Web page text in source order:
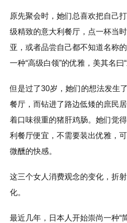
原先聚会时，她们总喜欢把自己
级精致的意大利餐厅，点一杯当
亚，或者品尝自己都不知道名称
一种“高级白领”的优雅，美其名曰“
但是过了30岁，她们的想法发生
餐厅，而钻进了路边低矮的庶民
着口味很重的猪肝鸡肠。她们觉
利餐厅便宜，不需要装出优雅，
微醺的快感。
这三个女人消费观念的变化，折
化。
最近几年，日本人开始崇尚一种“